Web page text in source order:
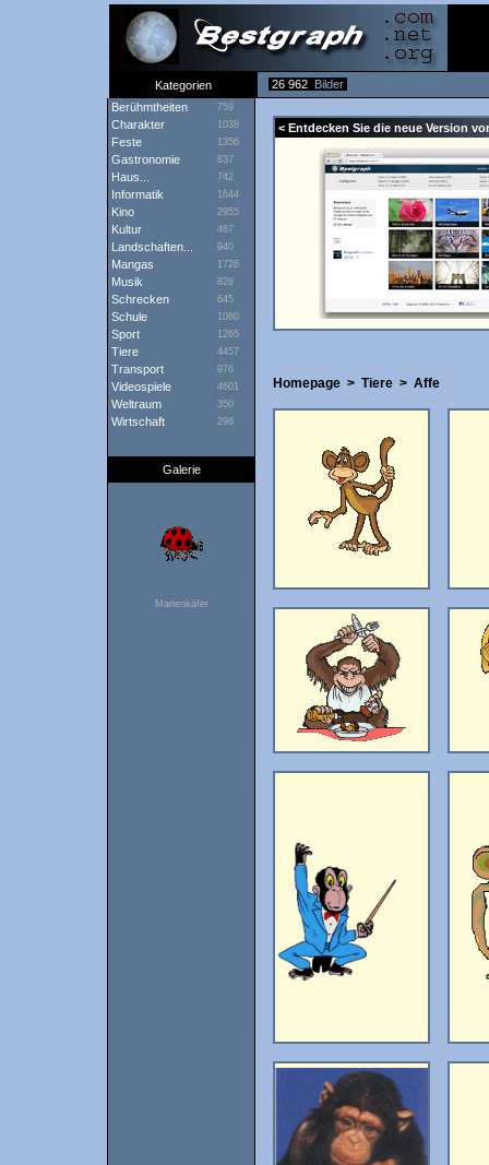
Kategorien 26 962 Bilder
Berühmtheiten
759
Charakter 1038
Feste 1356
Gastronomie 837
Haus... 742
Informatik 1644
Kino 2955
Kultur 467
Landschaften... 940
Mangas 1726
Musik 828
Schrecken 645
Schule 1080
Sport 1265
Tiere 4457
Transport 976
Videospiele 4601
Weltraum 350
Wirtschaft 296
Galerie
Marienkäfer
< Entdecken Sie die neue Version
Homepage > Tiere > Affe